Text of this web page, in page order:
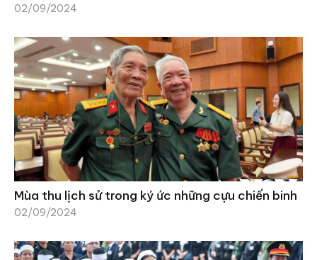
02/09/2024
Mùa thu lịch sử trong ký ức những cựu chiến binh
02/09/2024